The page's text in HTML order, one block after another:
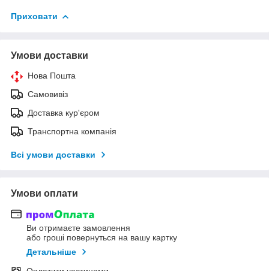
Приховати
Умови доставки
Нова Пошта
Самовивіз
Доставка кур'єром
Транспортна компанія
Всі умови доставки
Умови оплати
Ви отримаєте замовлення
або гроші повернуться на вашу картку
Детальніше